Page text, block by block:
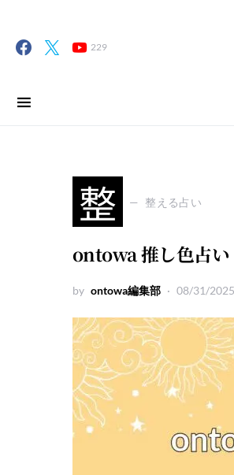
229
整 整える占い
ontowa 推し色占
by ontowa編集部 08/31/2025